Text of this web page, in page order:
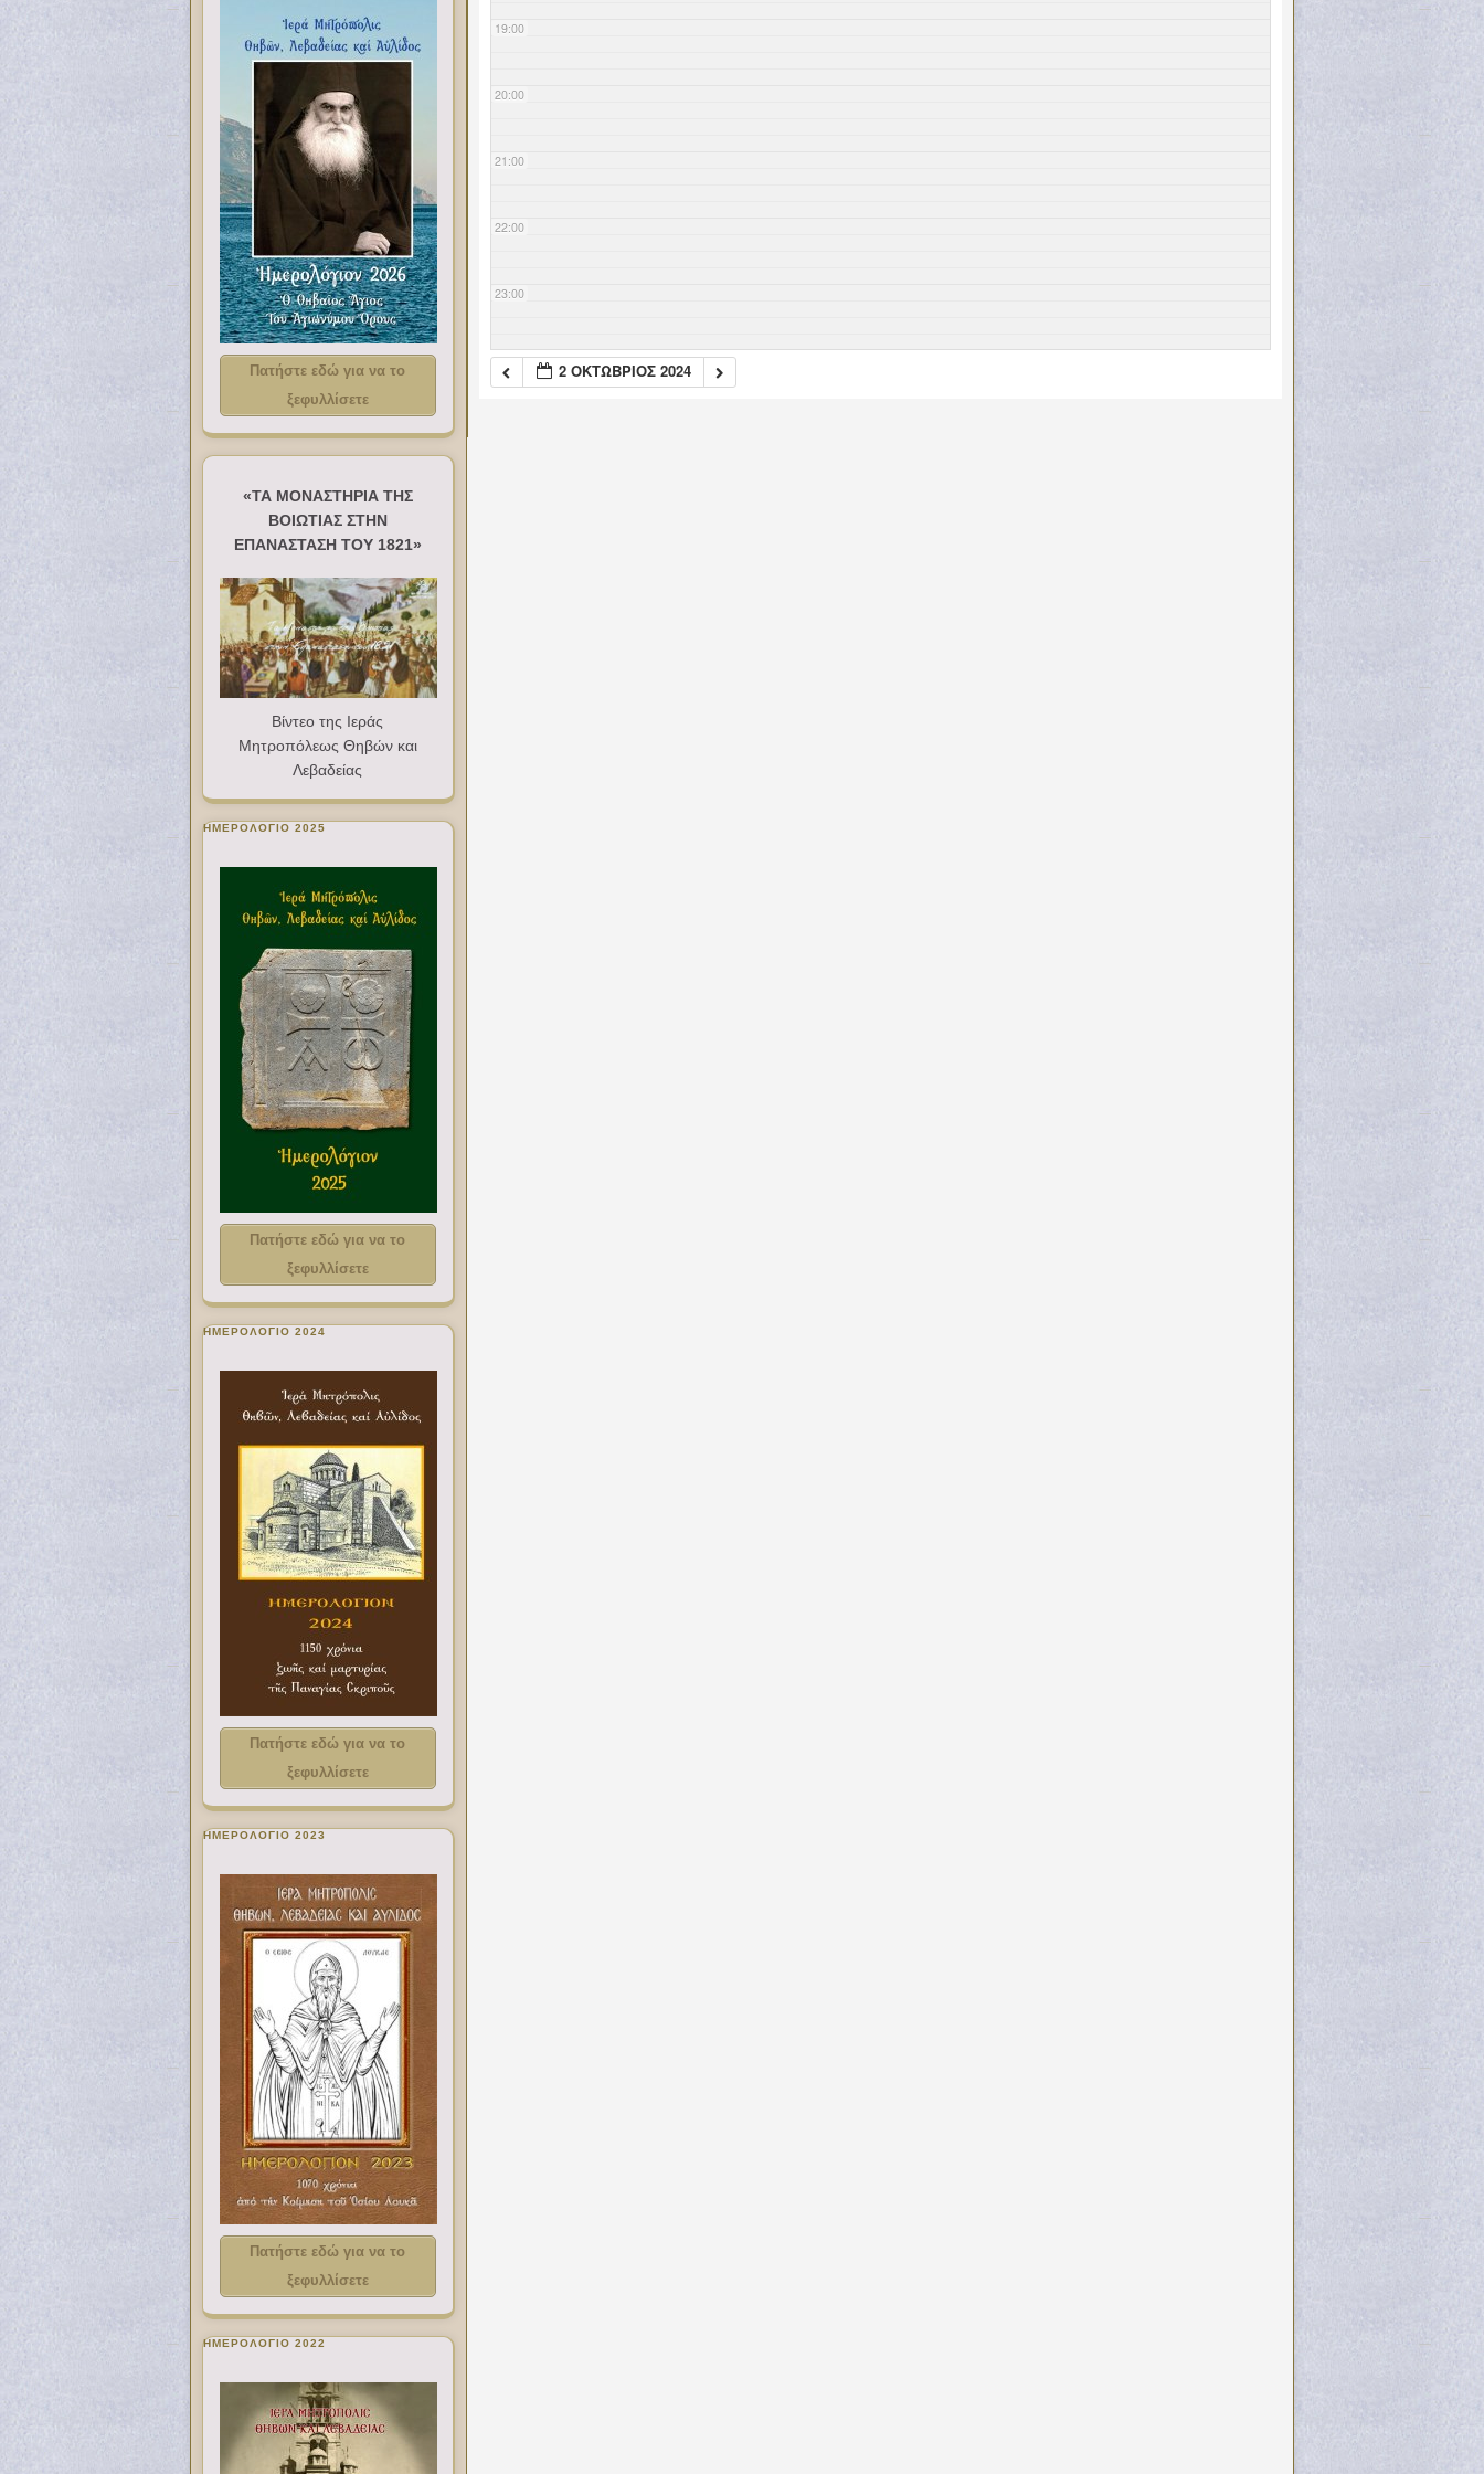
19:00
20:00
21:00
22:00
23:00
2 ΟΚΤΏΒΡΙΟΣ 2024
Πατήστε εδώ για να το
ξεφυλλίσετε
«ΤΑ ΜΟΝΑΣΤΗΡΙΑ ΤΗΣ
ΒΟΙΩΤΙΑΣ ΣΤΗΝ
ΕΠΑΝΑΣΤΑΣΗ ΤΟΥ 1821»
Βίντεο της Ιεράς
Μητροπόλεως Θηβών και
Λεβαδείας
ΗΜΕΡΟΛΟΓΙΟ 2025
Πατήστε εδώ για να το
ξεφυλλίσετε
ΗΜΕΡΟΛΟΓΙΟ 2024
Πατήστε εδώ για να το
ξεφυλλίσετε
ΗΜΕΡΟΛΟΓΙΟ 2023
Πατήστε εδώ για να το
ξεφυλλίσετε
ΗΜΕΡΟΛΟΓΙΟ 2022